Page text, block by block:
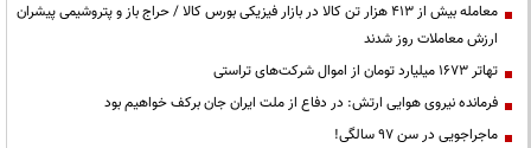
معامله بیش از ۴۱۳ هزار تن کالا در بازار فیزیکی بورس کالا / حراج باز و پتروشیمی پیشران
ارزش معاملات روز شدند
تهاتر ۱۶۷۳ میلیارد تومان از اموال شرکت‌های تراستی
فرمانده نیروی هوایی ارتش: در دفاع از ملت ایران جان برکف خواهیم بود
ماجراجویی در سن ۹۷ سالگی!